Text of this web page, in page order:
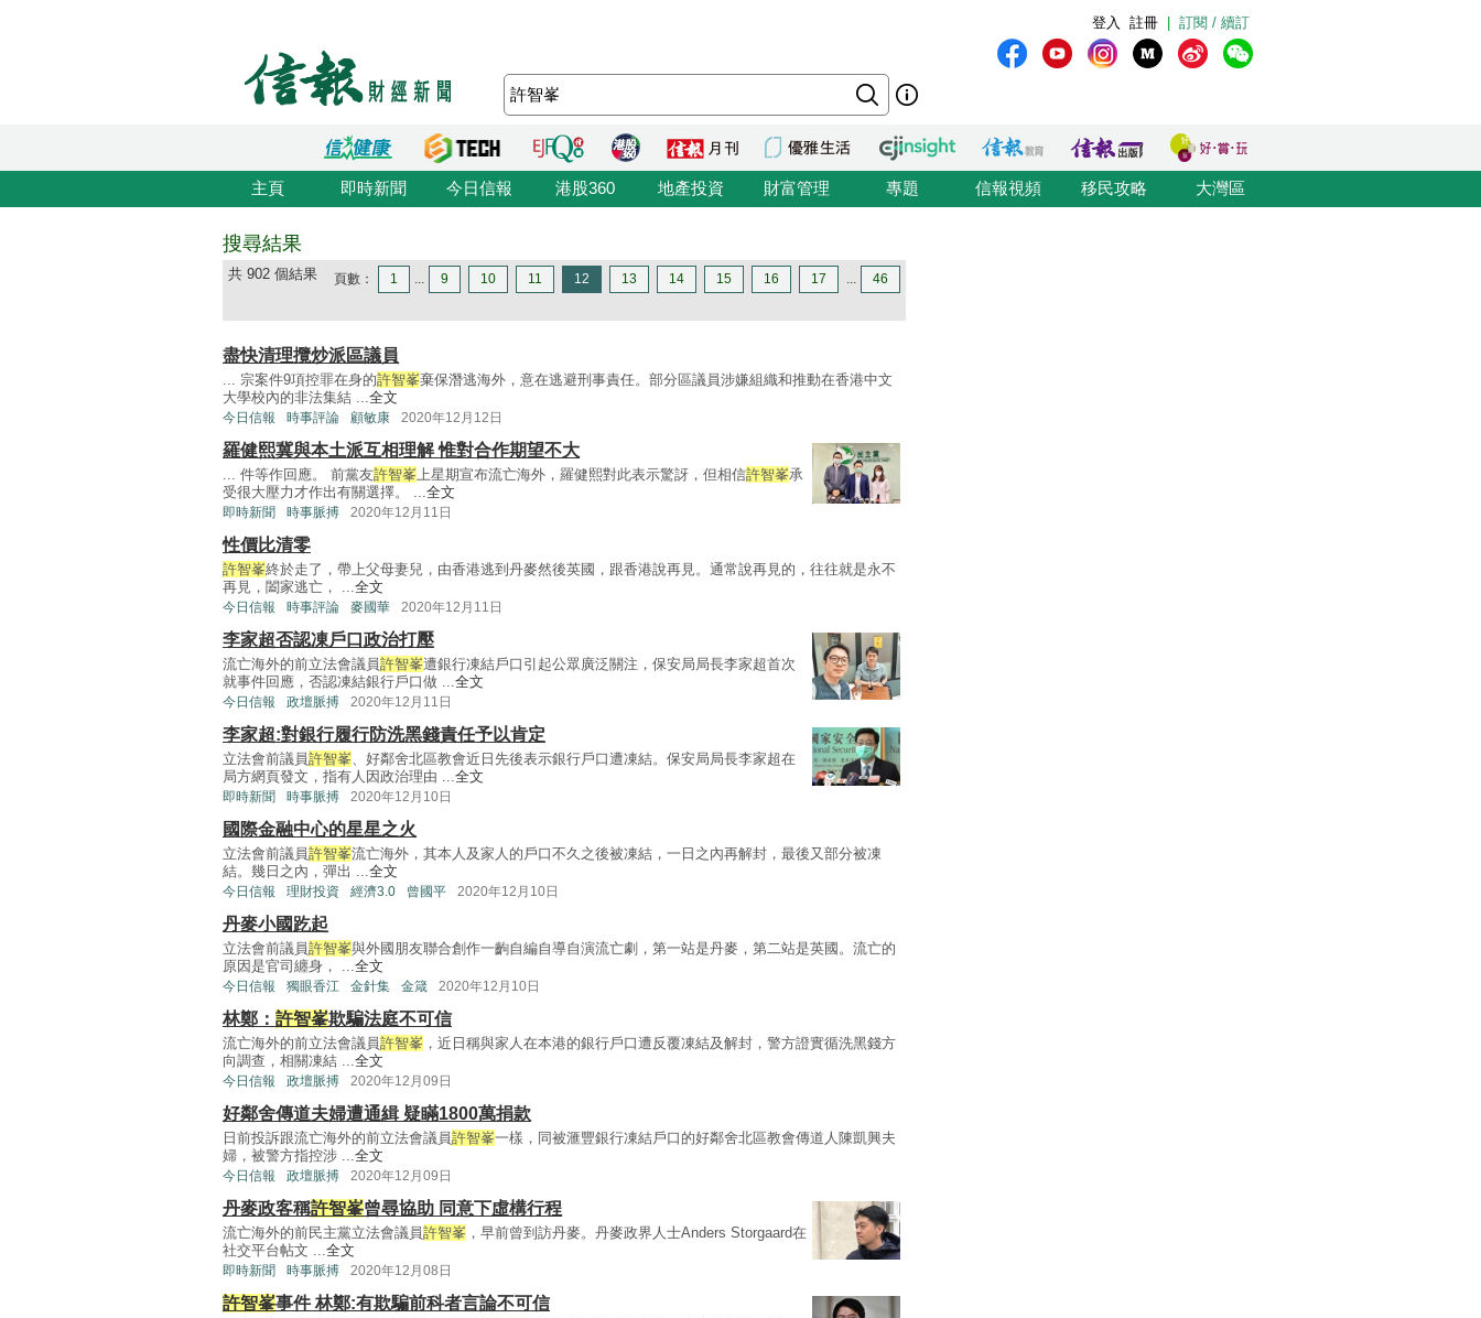
訂閱 / 續訂
註冊
登入
主頁 即時新聞 今日信報 港股360 地產投資 財富管理 專題 信報視頻 移民攻略 大灣區
搜尋結果
共 902 個結果 頁數： 1 ... 9 10 11 12 13 14 15 16 17 ... 46
盡快清理攬炒派區議員
... 宗案件9項控罪在身的許智峯棄保潛逃海外，意在逃避刑事責任。部分區議員涉嫌組織和推動在香港中文
大學校內的非法集結 ...全文
今日信報 時事評論 顧敏康 2020年12月12日
羅健熙冀與本土派互相理解 惟對合作期望不大
... 件等作回應。 前黨友許智峯上星期宣布流亡海外，羅健熙對此表示驚訝，但相信許智峯承
受很大壓力才作出有關選擇。 ...全文
即時新聞 時事脈搏 2020年12月11日
性價比清零
許智峯終於走了，帶上父母妻兒，由香港逃到丹麥然後英國，跟香港說再見。通常說再見的，往往就是永不
再見，闔家逃亡， ...全文
今日信報 時事評論 麥國華 2020年12月11日
李家超否認凍戶口政治打壓
流亡海外的前立法會議員許智峯遭銀行凍結戶口引起公眾廣泛關注，保安局局長李家超首次
就事件回應，否認凍結銀行戶口做 ...全文
今日信報 政壇脈搏 2020年12月11日
李家超:對銀行履行防洗黑錢責任予以肯定
立法會前議員許智峯、好鄰舍北區教會近日先後表示銀行戶口遭凍結。保安局局長李家超在
局方網頁發文，指有人因政治理由 ...全文
即時新聞 時事脈搏 2020年12月10日
國際金融中心的星星之火
立法會前議員許智峯流亡海外，其本人及家人的戶口不久之後被凍結，一日之內再解封，最後又部分被凍
結。幾日之內，彈出 ...全文
今日信報 理財投資 經濟3.0 曾國平 2020年12月10日
丹麥小國趷起
立法會前議員許智峯與外國朋友聯合創作一齣自編自導自演流亡劇，第一站是丹麥，第二站是英國。流亡的
原因是官司纏身， ...全文
今日信報 獨眼香江 金針集 金箴 2020年12月10日
林鄭： 許智峯欺騙法庭不可信
流亡海外的前立法會議員許智峯 ，近日稱與家人在本港的銀行戶口遭反覆凍結及解封，警方證實循洗黑錢方
向調查，相關凍結 ...全文
今日信報 政壇脈搏 2020年12月09日
好鄰舍傳道夫婦遭通緝 疑瞞1800萬捐款
日前投訴跟流亡海外的前立法會議員許智峯一樣，同被滙豐銀行凍結戶口的好鄰舍北區教會傳道人陳凱興夫
婦，被警方指控涉 ...全文
今日信報 政壇脈搏 2020年12月09日
丹麥政客稱許智峯曾尋協助 同意下虛構行程
流亡海外的前民主黨立法會議員許智峯 ，早前曾到訪丹麥。丹麥政界人士Anders Storgaard在
社交平台帖文 ...全文
即時新聞 時事脈搏 2020年12月08日
許智峯事件 林鄭:有欺騙前科者言論不可信